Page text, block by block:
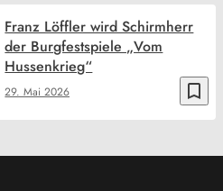
bookmark_border
29. Mai 2026
Franz Löffler wird Schirmherr
der Burgfestspiele „Vom
Hussenkrieg“